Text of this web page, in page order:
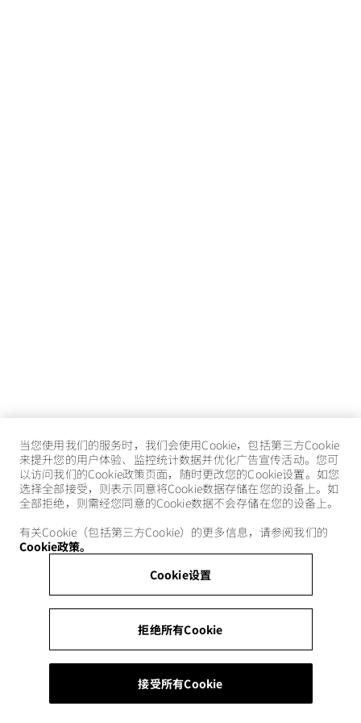
当您使用我们的服务时，我们会使用Cookie，包括第三方Cookie
来提升您的用户体验、监控统计数据并优化广告宣传活动。您可
以访问我们的Cookie政策页面，随时更改您的Cookie设置。如您
选择全部接受，则表示同意将Cookie数据存储在您的设备上。如
全部拒绝，则需经您同意的Cookie数据不会存储在您的设备上。
有关Cookie（包括第三方Cookie）的更多信息，请参阅我们的
Cookie政策。
Cookie设置
拒绝所有Cookie
接受所有Cookie